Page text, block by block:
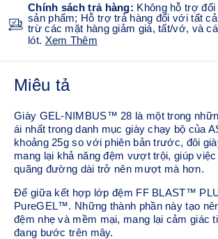
Chính sách trả hàng: Không hỗ trợ
sản phẩm; Hỗ trợ trả hàng đối với tất
trừ các mặt hàng giảm giá, tất/vớ, và
lót. Xem Thêm
Miêu tả
Giày GEL-NIMBUS™ 28 là một trong
ái nhất trong danh mục giày chạy bộ của
khoảng 25g so với phiên bản trước, đôi
mang lại khả năng đệm vượt trội, giúp
quãng đường dài trở nên mượt mà hơn.
Đế giữa kết hợp lớp đệm FF BLAST™
PureGEL™. Những thành phần này tạo
đệm nhẹ và mềm mại, mang lại cảm giác
đang bước trên mây.